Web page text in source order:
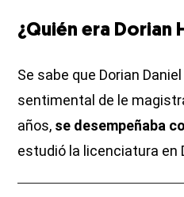
¿Quién era Dorian
Se sabe que Dorian
sentimental de le
años, se desempeñaba
estudió la licenciatura en